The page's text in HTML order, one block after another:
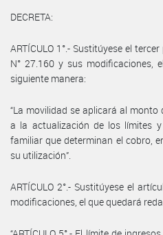
DECRETA:
ARTÍCULO 1°.- Sustitúyese el
N° 27.160 y sus modificaciones,
siguiente manera:
“La movilidad se aplicará al
a la actualización de los límites
familiar que determinan el cobro,
su utilización”.
ARTÍCULO 2°.- Sustitúyese el
modificaciones, el que quedará